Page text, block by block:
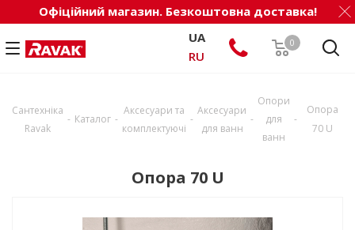
Офіційний магазин. Безкоштовна доставка!
0
UA
RU
Сантехніка
Ravak
- Каталог -
Аксесуари та
комплектуючі
-
Аксесуари
для ванн
-
Опори
для
ванн
-
Опора
70 U
Опора 70 U